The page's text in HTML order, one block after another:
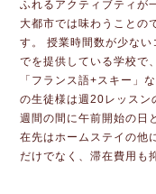
ふれるアクティブティが
大都市では味わうことの
す。 授業時間数が少ない
でを提供している学校で
「フランス語+スキー」
の生徒様は週20レッスン
週間の間に午前開始の日
在先はホームステイの他
だけでなく、滞在費用も